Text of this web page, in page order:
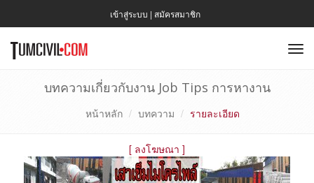
เข้าสู่ระบบ | สมัครสมาชิก
บทความเกี่ยวกับงาน Job Tips การหางาน
หน้าหลัก บทความ รายละเอียด
[ ลงโฆษณา ]